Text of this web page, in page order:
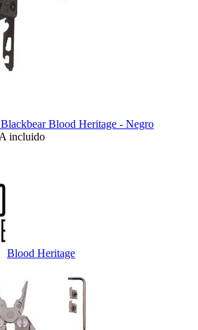
Blood Heritage - Negro
incluido
Blood Heritage